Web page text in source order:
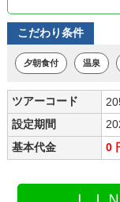
こだわり条件
夕朝食付 温泉
ツアーコード
設定期間
基本代金
0